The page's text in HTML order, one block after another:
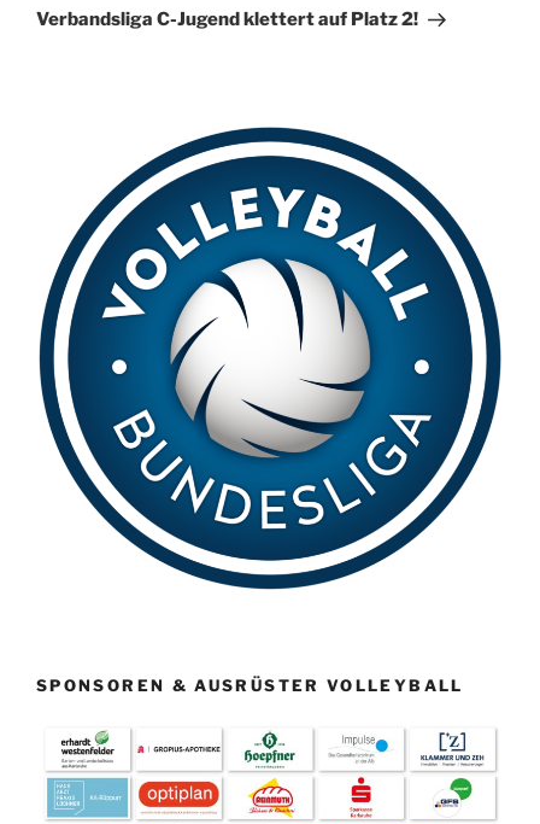
iBeitrag
Verbandsliga C-Jugend klettert auf Platz 2!
SPONSOREN & AUSRÜSTER VOLLEYBALL